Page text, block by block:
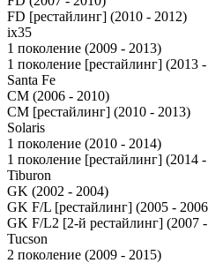
FD [рестайлинг] (2010 - 2012)
ix35
1 поколение (2009 - 2013)
1 поколение [рестайлинг] (2013
Santa Fe
CM (2006 - 2010)
CM [рестайлинг] (2010 - 2013)
Solaris
1 поколение (2010 - 2014)
1 поколение [рестайлинг] (2014
Tiburon
GK (2002 - 2004)
GK F/L [рестайлинг] (2005 -
GK F/L2 [2-й рестайлинг] (2007
Tucson
2 поколение (2009 - 2015)